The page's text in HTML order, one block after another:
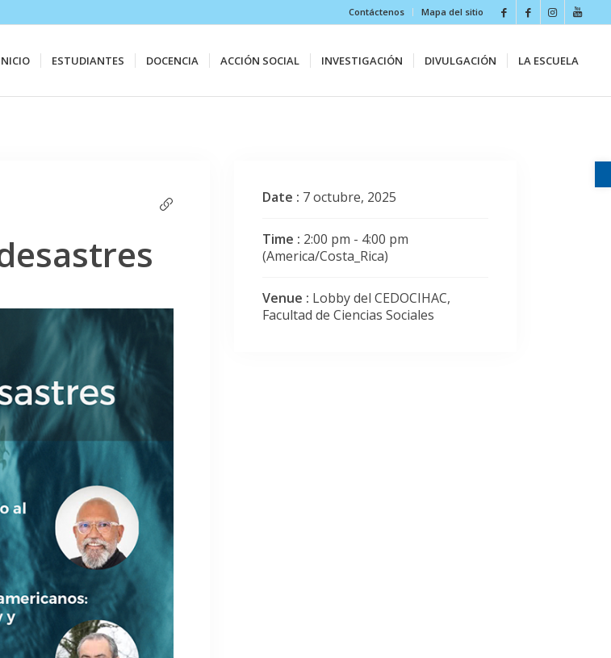
Contáctenos Mapa del sitio
ESTUDIANTES DOCENCIA ACCIÓN SOCIAL INVESTIGACIÓN DIVULGACIÓN LA ESCUELA
Date : 7 octubre, 2025
Time : 2:00 pm - 4:00 pm
(America/Costa_Rica)
Venue : Lobby del CEDOCIHAC,
Facultad de Ciencias Sociales